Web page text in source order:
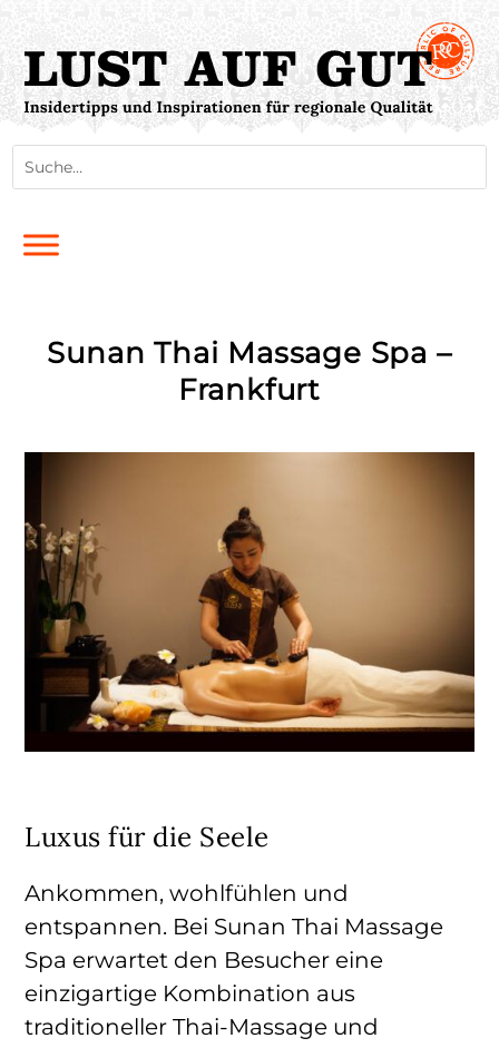
Sunan Thai Massage Spa –
Frankfurt
Luxus für die Seele
Ankommen, wohlfühlen und
entspannen. Bei Sunan Thai Massage
Spa erwartet den Besucher eine
einzigartige Kombination aus
traditioneller Thai-Massage und